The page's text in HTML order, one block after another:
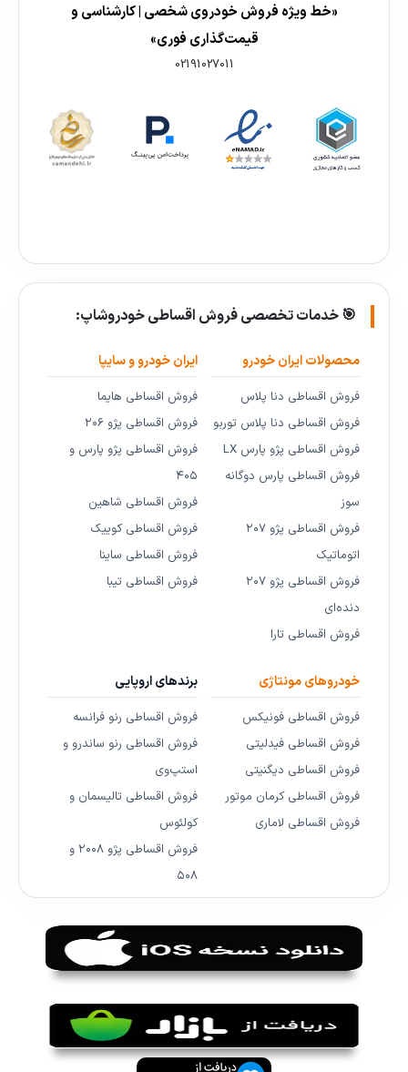
«خط ویژه فروش خودروی شخصی | کارشناسی و
قیمت‌گذاری فوری»
02191027011
🎯 خدمات تخصصی فروش اقساطی خودروشاپ:
محصولات ایران خودرو
فروش اقساطی دنا پلاس
فروش اقساطی دنا پلاس توربو
فروش اقساطی پژو پارس LX
فروش اقساطی پارس دوگانه
سوز
فروش اقساطی پژو ۲۰۷
اتوماتیک
فروش اقساطی پژو ۲۰۷
دنده‌ای
فروش اقساطی تارا
ایران خودرو و سایپا
فروش اقساطی هایما
فروش اقساطی پژو ۲۰۶
فروش اقساطی پژو پارس و
۴۰۵
فروش اقساطی شاهین
فروش اقساطی کوییک
فروش اقساطی ساینا
فروش اقساطی تیبا
خودروهای مونتاژی
فروش اقساطی فونیکس
فروش اقساطی فیدلیتی
فروش اقساطی دیگنیتی
فروش اقساطی کرمان موتور
فروش اقساطی لاماری
برندهای اروپایی
فروش اقساطی رنو فرانسه
فروش اقساطی رنو ساندرو و
استپ‌وی
فروش اقساطی تالیسمان و
کولئوس
فروش اقساطی پژو ۲۰۰۸ و
۵۰۸